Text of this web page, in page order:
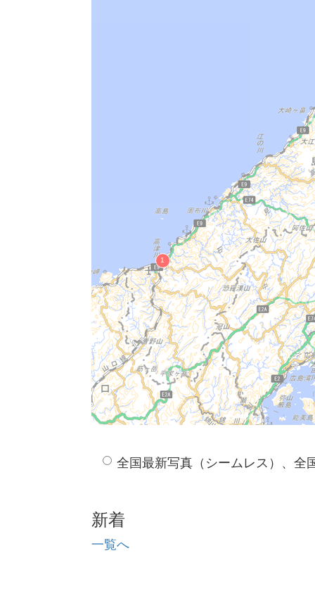
全国最新写真（シームレス）、全
新着
一覧へ